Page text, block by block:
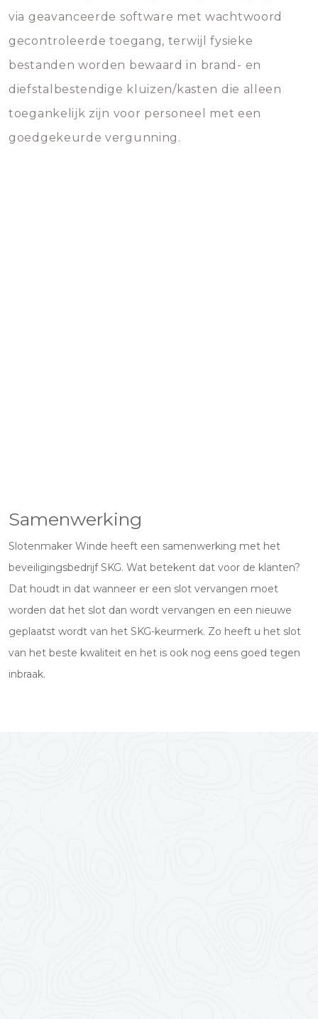
via geavanceerde software met wachtwoord
gecontroleerde toegang, terwijl fysieke
bestanden worden bewaard in brand- en
diefstalbestendige kluizen/kasten die alleen
toegankelijk zijn voor personeel met een
goedgekeurde vergunning.
Samenwerking
Slotenmaker Winde heeft een samenwerking met het
beveiligingsbedrijf SKG. Wat betekent dat voor de klanten?
Dat houdt in dat wanneer er een slot vervangen moet
worden dat het slot dan wordt vervangen en een nieuwe
geplaatst wordt van het SKG-keurmerk. Zo heeft u het slot
van het beste kwaliteit en het is ook nog eens goed tegen
inbraak.